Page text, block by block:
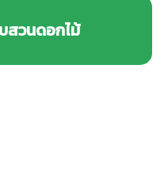
สวนดอกไม้